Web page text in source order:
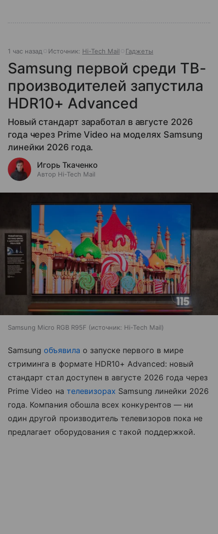
1 час назад Источник: Hi-Tech Mail Гаджеты
Samsung первой среди ТВ-
производителей запустила
HDR10+ Advanced
Новый стандарт заработал в августе 2026
года через Prime Video на моделях Samsung
линейки 2026 года.
Игорь Ткаченко
Автор Hi-Tech Mail
Samsung Micro RGB R95F источник: Hi-Tech Mail
Samsung объявила о запуске первого в мире
стриминга в формате HDR10+ Advanced: новый
стандарт стал доступен в августе 2026 года через
Prime Video на телевизорах Samsung линейки 2026
года. Компания обошла всех конкурентов — ни
один другой производитель телевизоров пока не
предлагает оборудования с такой поддержкой.